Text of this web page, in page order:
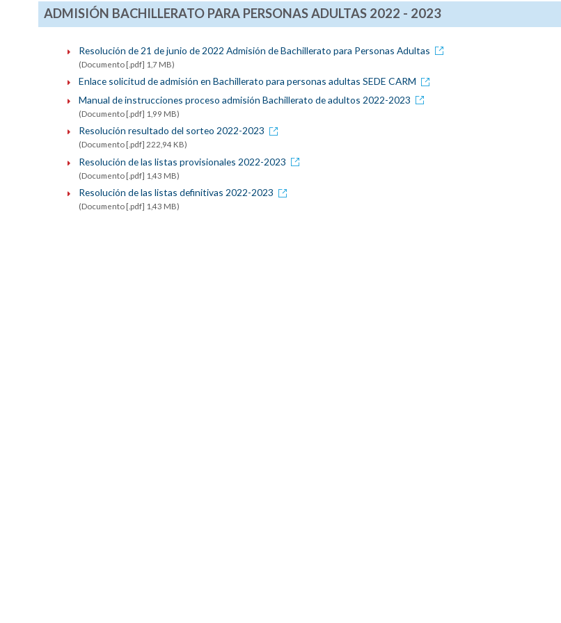
ADMISIÓN BACHILLERATO PARA PERSONAS ADULTAS 2022 - 2023
Resolución de 21 de junio de 2022 Admisión de Bachillerato para Personas Adultas
(Documento [.pdf] 1,7 MB)
Enlace solicitud de admisión en Bachillerato para personas adultas SEDE CARM
Manual de instrucciones proceso admisión Bachillerato de adultos 2022-2023
(Documento [.pdf] 1,99 MB)
Resolución resultado del sorteo 2022-2023
(Documento [.pdf] 222,94 KB)
Resolución de las listas provisionales 2022-2023
(Documento [.pdf] 1,43 MB)
Resolución de las listas definitivas 2022-2023
(Documento [.pdf] 1,43 MB)